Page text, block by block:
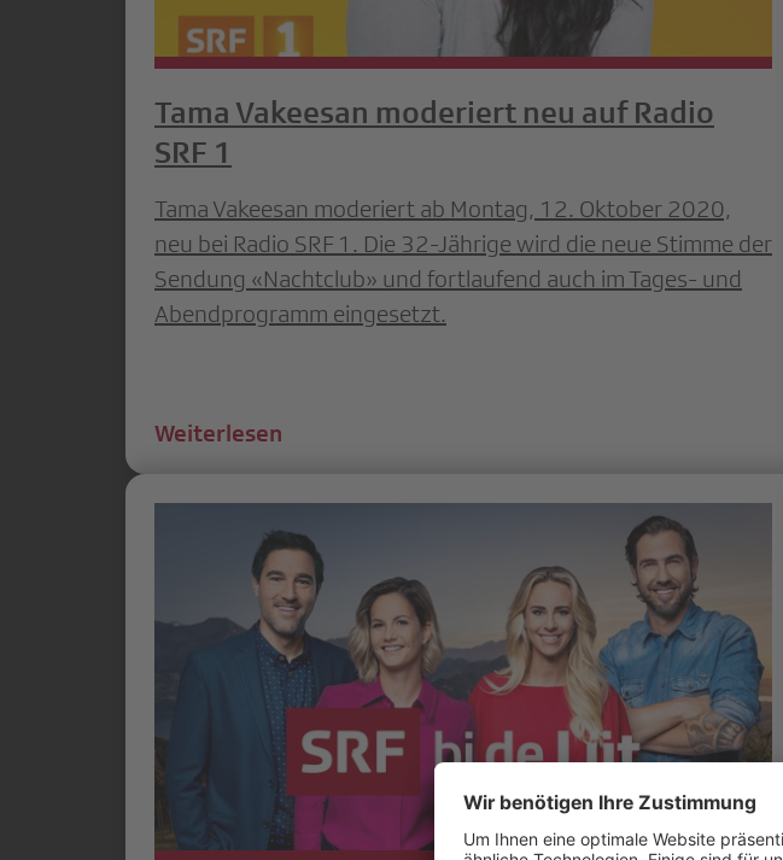
Tama Vakeesan moderiert neu auf Radio
SRF 1
Tama Vakeesan moderiert ab Montag, 12. Oktober 2020,
neu bei Radio SRF 1. Die 32-Jährige wird die neue Stimme der
Sendung «Nachtclub» und fortlaufend auch im Tages- und
Abendprogramm eingesetzt.
Weiterlesen